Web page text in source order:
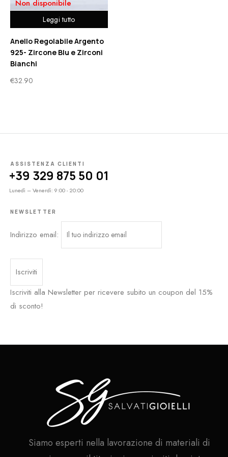
Leggi tutto
Non disponibile
Anello Regolabile Argento
925- Zircone Blu e Zirconi
Bianchi
€32.90
ASSISTENZA CLIENTI
+39 329 875 50 01
Lunedì – Venerdì: 9:00 - 20:00
NEWSLETTER
Indirizzo email:
Iscriviti alla Newsletter per ricevere subito un coupon del 15%
di sconto!
Siamo esperti nella lavorazione di materiali di